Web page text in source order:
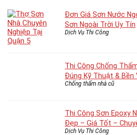
Đơn Giá Sơn Nước
Sơn Ngoài Trời Uy Tín
Dịch Vụ Thi Công
Thi Công Chống
Đúng Kỹ Thuật & Bền
Chống thấm nhà cũ
Thi Công Sơn Epoxy
Đẹp – Giá Tốt –
Dịch Vụ Thi Công